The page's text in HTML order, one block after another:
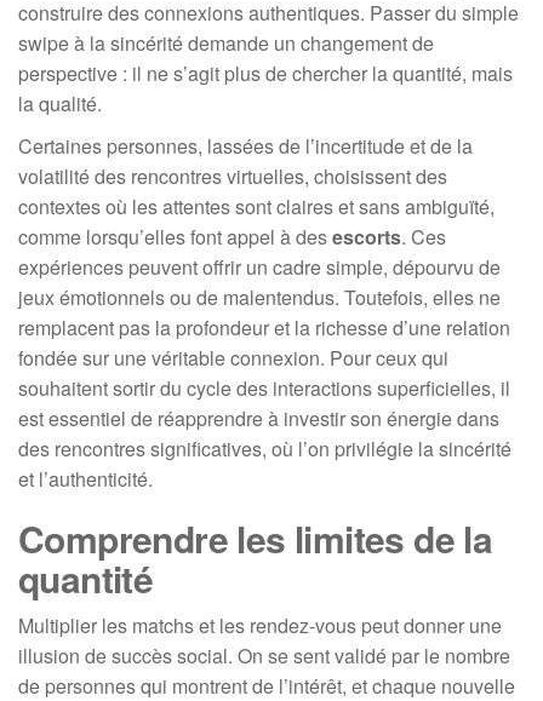
construire des connexions authentiques. Passer du simple
swipe à la sincérité demande un changement de
perspective : il ne s’agit plus de chercher la quantité, mais
la qualité.
Certaines personnes, lassées de l’incertitude et de la
volatilité des rencontres virtuelles, choisissent des
contextes où les attentes sont claires et sans ambiguïté,
comme lorsqu’elles font appel à desescorts. Ces
expériences peuvent offrir un cadre simple, dépourvu de
jeux émotionnels ou de malentendus. Toutefois, elles ne
remplacent pas la profondeur et la richesse d’une relation
fondée sur une véritable connexion. Pour ceux qui
souhaitent sortir du cycle des interactions superficielles, il
est essentiel de réapprendre à investir son énergie dans
des rencontres significatives, où l’on privilégie la sincérité
et l’authenticité.
Comprendre les limites de la
quantité
Multiplier les matchs et les rendez-vous peut donner une
illusion de succès social. On se sent validé par le nombre
de personnes qui montrent de l’intérêt, et chaque nouvelle